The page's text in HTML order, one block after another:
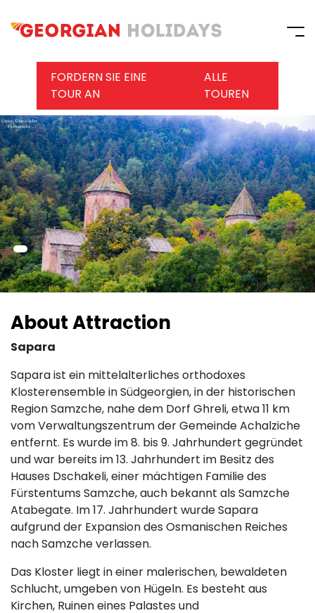
FORDERN SIE EINE
TOUR AN
ALLE
TOUREN
About Attraction
Sapara
Sapara ist ein mittelalterliches orthodoxes
Klosterensemble in Südgeorgien, in der historischen
Region Samzche, nahe dem Dorf Ghreli, etwa 11 km
vom Verwaltungszentrum der Gemeinde Achalziche
entfernt. Es wurde im 8. bis 9. Jahrhundert gegründet
und war bereits im 13. Jahrhundert im Besitz des
Hauses Dschakeli, einer mächtigen Familie des
Fürstentums Samzche, auch bekannt als Samzche
Atabegate. Im 17. Jahrhundert wurde Sapara
aufgrund der Expansion des Osmanischen Reiches
nach Samzche verlassen.
Das Kloster liegt in einer malerischen, bewaldeten
Schlucht, umgeben von Hügeln. Es besteht aus
Kirchen, Ruinen eines Palastes und